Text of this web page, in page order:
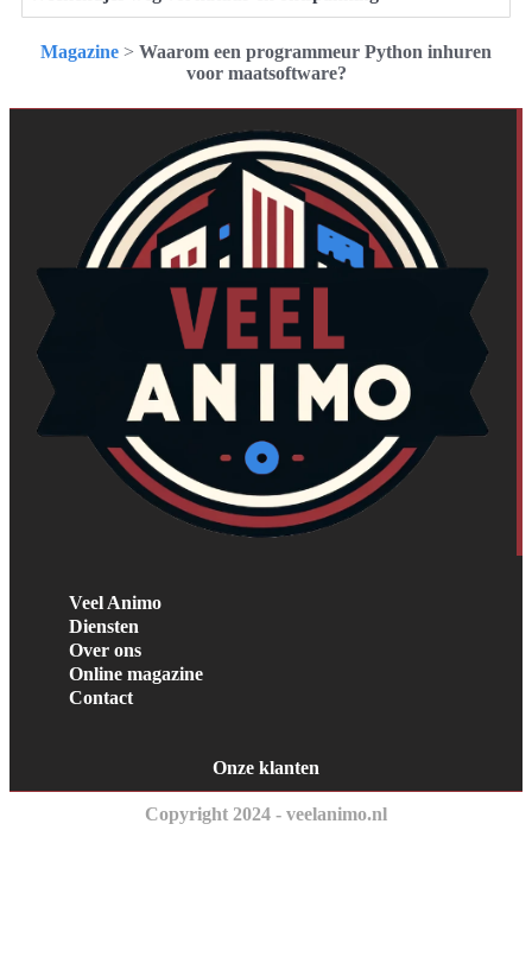
Magazine > Waarom een programmeur Python inhuren
voor maatsoftware?
Veel Animo
Diensten
Over ons
Online magazine
Contact
Onze klanten
Copyright 2024 - veelanimo.nl